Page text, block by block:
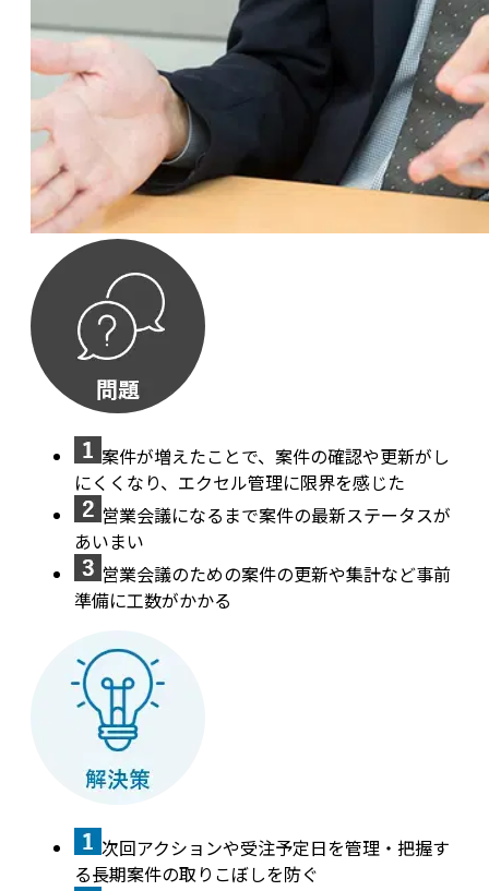
案件が増えたことで、案件の確認や更新がし
にくくなり、エクセル管理に限界を感じた
営業会議になるまで案件の最新ステータスが
あいまい
営業会議のための案件の更新や集計など事前
準備に工数がかかる
次回アクションや受注予定日を管理・把握す
る長期案件の取りこぼしを防ぐ